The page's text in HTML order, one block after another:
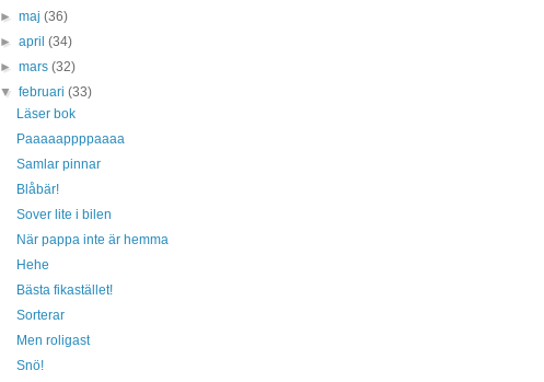
►maj(36)
►april(34)
►mars(32)
▼februari(33)
Läser bok
Paaaaappppaaaa
Samlar pinnar
Blåbär!
Sover lite i bilen
När pappa inte är hemma
Hehe
Bästa fikastället!
Sorterar
Men roligast
Snö!